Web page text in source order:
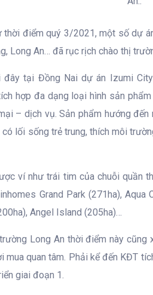
thời điểm quý 3/2021, một số dự
Long An… đã rục rịch chào thị
đây tại Đồng Nai dự án Izumi
hợp đa dạng loại hình sản
– dịch vụ. Sản phẩm hướng
lối sống trẻ trung, thích môi
ví như trái tim của chuỗi quần
Grand Park (271ha), Aqua
Angel Island (205ha)…
Long An thời điểm này
mua quan tâm. Phải kể đến KĐT
giai đoạn 1.